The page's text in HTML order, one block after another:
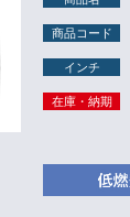
商品コード
インチ
在庫・納期